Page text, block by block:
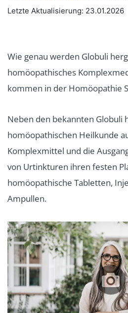
Letzte Aktualisierung: 23.01.2026
Wie genau werden Globuli
homöopathisches
kommen in der Homöopathie
Neben den bekannten Globuli
homöopathischen Heilkunde
Komplexmittel und die
von Urtinkturen ihren festen
homöopathische Tabletten,
Ampullen.